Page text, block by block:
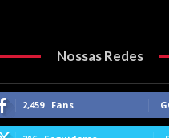
Nossas Redes
2,459 Fans